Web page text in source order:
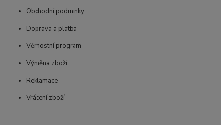
Obchodní podmínky
Doprava a platba
Věrnostní program
Výměna zboží
Reklamace
Vrácení zboží